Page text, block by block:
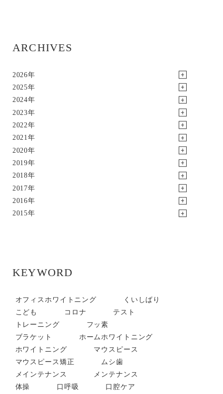
ARCHIVES
2026年
2025年
2024年
2023年
2022年
2021年
2020年
2019年
2018年
2017年
2016年
2015年
KEYWORD
オフィスホワイトニング
くいしばり
こども
コロナ
テスト
トレーニング
フッ素
ブラケット
ホームホワイトニング
ホワイトニング
マウスピース
マウスピース矯正
ムシ歯
メインテナンス
メンテナンス
体操
口呼吸
口腔ケア